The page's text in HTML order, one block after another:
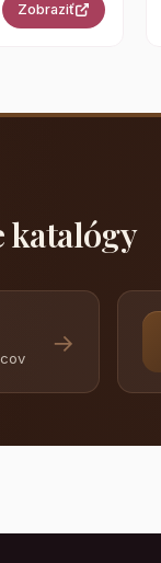
Zobraziť
katalógy
→